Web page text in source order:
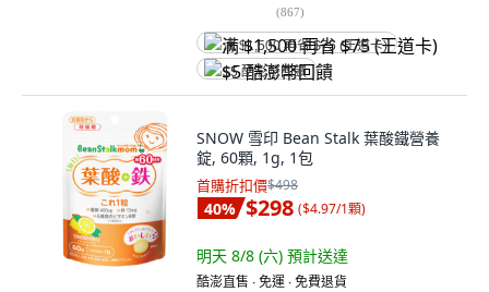
(867)
满 $1,500 再省 $75 (王道卡)
$5 酷澎幣回饋
SNOW 雪印 Bean Stalk 葉酸鐵營養
錠, 60顆, 1g, 1包
首購折扣價$498
40% $298 ($4.97/1顆)
明天 8/8 (六) 預計送達
酷澎直售 ∙ 免運 ∙ 免費退貨